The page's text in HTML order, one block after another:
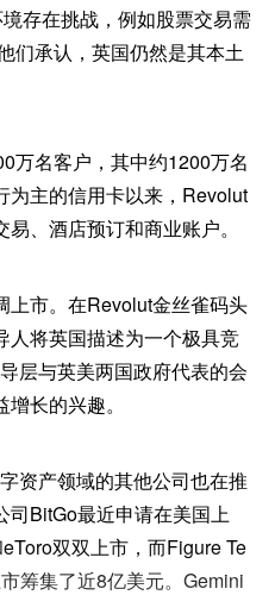
存在挑战，例如股票交易需
们承认，英国仍然是其本土
万名客户，其中约1200万名
为主的信用卡以来，Revolut
、酒店预订和商业账户。
上市。在Revolut金丝雀码头
人将英国描述为一个极具竞
层与英美两国政府代表的会
长的兴趣。
资产领域的其他公司也在推
司BitGo最近申请在美国上
双双上市，而Figure Te
筹集了近8亿美元。Gemini